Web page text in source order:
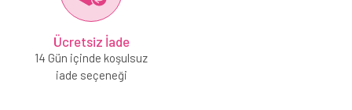
Ücretsiz İade
14 Gün içinde koşulsuz
iade seçeneği